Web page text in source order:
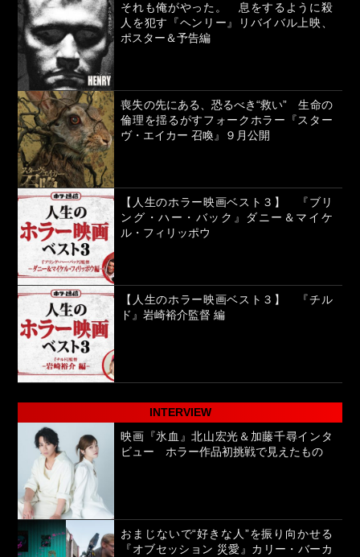
それも俺がやった。 息をするように殺
人を犯す『ヘンリー』リバイバル上映、
ポスター＆予告編
喪失の先にある、恐るべき“救い” 生命の
倫理を揺るがすフォークホラー『スター
ヴ・エイカー 召喚』９月公開
【人生のホラー映画ベスト３】 『ブリ
ング・ハー・バック』ダニー＆マイケ
ル・フィリッポウ
【人生のホラー映画ベスト３】 『チル
ド』岩崎裕介監督 編
INTERVIEW
映画『氷血』北山宏光＆加藤千尋インタ
ビュー ホラー作品初挑戦で見えたもの
おまじないで“好きな人”を振り向かせる
『オブセッション 災愛』カリー・バーカ